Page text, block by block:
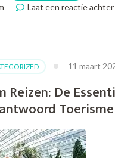
Laat een reactie achter
11 maart
Reizen: De
Toerisme